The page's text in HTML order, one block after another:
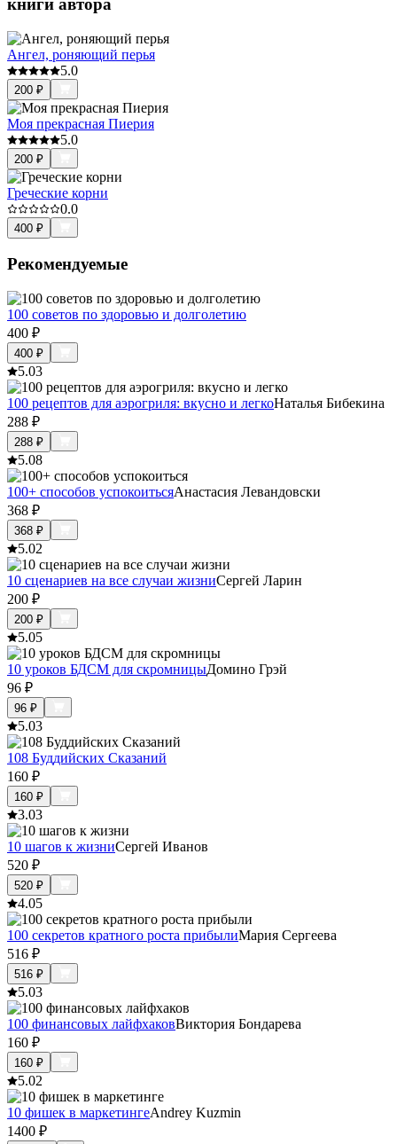
книги автора
Ангел, роняющий перья
5.0
200 ₽
Моя прекрасная Пиерия
5.0
200 ₽
Греческие корни
0.0
400 ₽
Рекомендуемые
100 советов по здоровью и долголетию
400 ₽
400 ₽
5.03
100 рецептов для аэрогриля: вкусно и легкоНаталья Бибекина
288 ₽
288 ₽
5.08
100+ способов успокоитьсяАнастасия Левандовски
368 ₽
368 ₽
5.02
10 сценариев на все случаи жизниСергей Ларин
200 ₽
200 ₽
5.05
10 уроков БДСМ для скромницыДомино Грэй
96 ₽
96 ₽
5.03
108 Буддийских Сказаний
160 ₽
160 ₽
3.03
10 шагов к жизниСергей Иванов
520 ₽
520 ₽
4.05
100 секретов кратного роста прибылиМария Сергеева
516 ₽
516 ₽
5.03
100 финансовых лайфхаковВиктория Бондарева
160 ₽
160 ₽
5.02
10 фишек в маркетингеAndrey Kuzmin
1400 ₽